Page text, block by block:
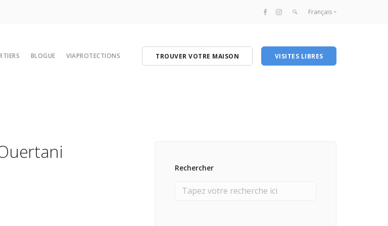
Français
English
BLOGUE VIAPROTECTIONS TROUVER VOTRE MAISON VISITES LIBRES
Rechercher